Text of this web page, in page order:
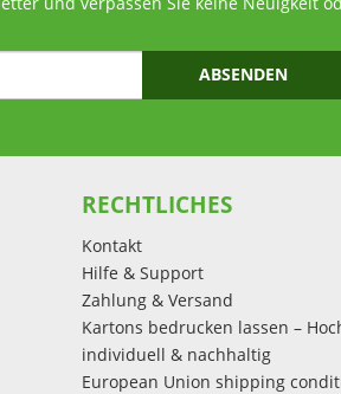
ABSENDEN
RECHTLICHES
Kontakt
Hilfe & Support
Zahlung & Versand
Kartons bedrucken lassen –
individuell & nachhaltig
European Union shipping